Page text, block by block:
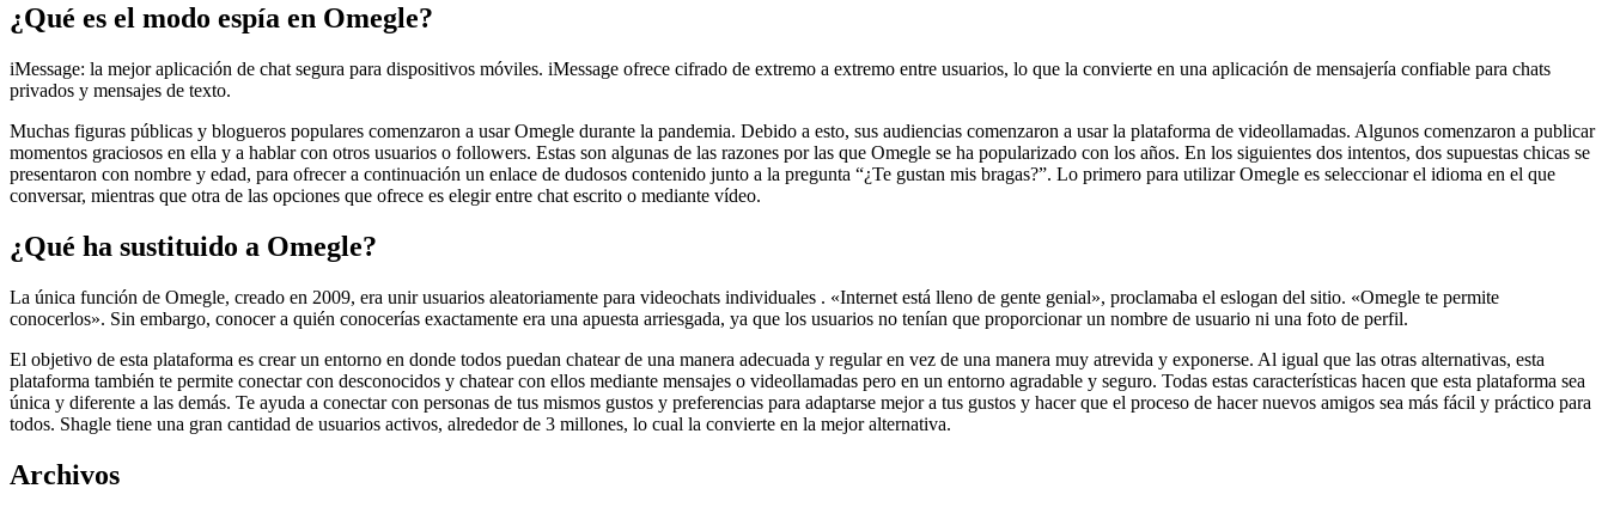
¿Qué es el modo espía en Omegle?
iMessage: la mejor aplicación de chat segura para dispositivos móviles. iMessage ofrece cifrado de extremo a extremo entre usuarios, lo que la convierte en una aplicación de mensajería confiable para chats
privados y mensajes de texto.
Muchas figuras públicas y blogueros populares comenzaron a usar Omegle durante la pandemia. Debido a esto, sus audiencias comenzaron a usar la plataforma de videollamadas. Algunos comenzaron a publicar
momentos graciosos en ella y a hablar con otros usuarios o followers. Estas son algunas de las razones por las que Omegle se ha popularizado con los años. En los siguientes dos intentos, dos supuestas chicas se
presentaron con nombre y edad, para ofrecer a continuación un enlace de dudosos contenido junto a la pregunta “¿Te gustan mis bragas?”. Lo primero para utilizar Omegle es seleccionar el idioma en el que
conversar, mientras que otra de las opciones que ofrece es elegir entre chat escrito o mediante vídeo.
¿Qué ha sustituido a Omegle?
La única función de Omegle, creado en 2009, era unir usuarios aleatoriamente para videochats individuales . «Internet está lleno de gente genial», proclamaba el eslogan del sitio. «Omegle te permite
conocerlos». Sin embargo, conocer a quién conocerías exactamente era una apuesta arriesgada, ya que los usuarios no tenían que proporcionar un nombre de usuario ni una foto de perfil.
El objetivo de esta plataforma es crear un entorno en donde todos puedan chatear de una manera adecuada y regular en vez de una manera muy atrevida y exponerse. Al igual que las otras alternativas, esta
plataforma también te permite conectar con desconocidos y chatear con ellos mediante mensajes o videollamadas pero en un entorno agradable y seguro. Todas estas características hacen que esta plataforma sea
única y diferente a las demás. Te ayuda a conectar con personas de tus mismos gustos y preferencias para adaptarse mejor a tus gustos y hacer que el proceso de hacer nuevos amigos sea más fácil y práctico para
todos. Shagle tiene una gran cantidad de usuarios activos, alrededor de 3 millones, lo cual la convierte en la mejor alternativa.
Archivos